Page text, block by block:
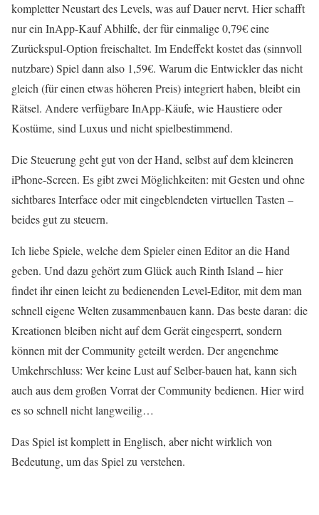
kompletter Neustart des Levels, was auf Dauer nervt. Hier schafft
nur ein InApp-Kauf Abhilfe, der für einmalige 0,79€ eine
Zurückspul-Option freischaltet. Im Endeffekt kostet das (sinnvoll
nutzbare) Spiel dann also 1,59€. Warum die Entwickler das nicht
gleich (für einen etwas höheren Preis) integriert haben, bleibt ein
Rätsel. Andere verfügbare InApp-Käufe, wie Haustiere oder
Kostüme, sind Luxus und nicht spielbestimmend.
Die Steuerung geht gut von der Hand, selbst auf dem kleineren
iPhone-Screen. Es gibt zwei Möglichkeiten: mit Gesten und ohne
sichtbares Interface oder mit eingeblendeten virtuellen Tasten –
beides gut zu steuern.
Ich liebe Spiele, welche dem Spieler einen Editor an die Hand
geben. Und dazu gehört zum Glück auch Rinth Island – hier
findet ihr einen leicht zu bedienenden Level-Editor, mit dem man
schnell eigene Welten zusammenbauen kann. Das beste daran: die
Kreationen bleiben nicht auf dem Gerät eingesperrt, sondern
können mit der Community geteilt werden. Der angenehme
Umkehrschluss: Wer keine Lust auf Selber-bauen hat, kann sich
auch aus dem großen Vorrat der Community bedienen. Hier wird
es so schnell nicht langweilig…
Das Spiel ist komplett in Englisch, aber nicht wirklich von
Bedeutung, um das Spiel zu verstehen.